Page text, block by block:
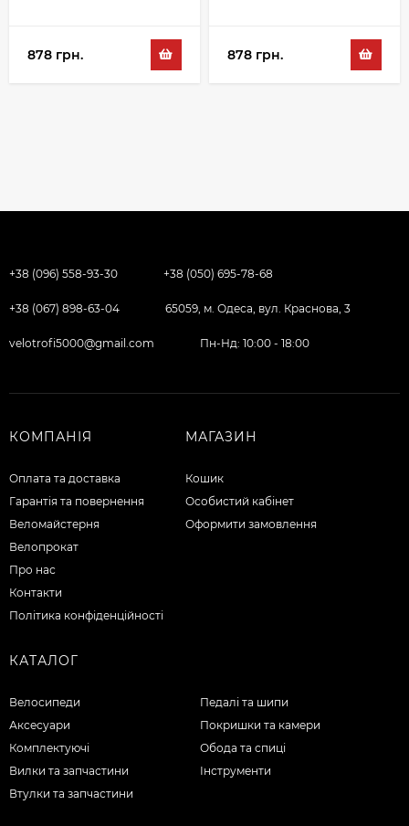
878 грн. 878 грн.
+38 (096) 558-93-30 +38 (050) 695-78-68
+38 (067) 898-63-04 65059, м. Одеса, вул. Краснова, 3
velotrofi5000@gmail.com Пн-Нд: 10:00 - 18:00
КОМПАНІЯ
Оплата та доставка
Гарантія та повернення
Веломайстерня
Велопрокат
Про нас
Контакти
Політика конфіденційності
МАГАЗИН
Кошик
Особистий кабінет
Оформити замовлення
КАТАЛОГ
Велосипеди
Аксесуари
Комплектуючі
Вилки та запчастини
Втулки та запчастини
Педалі та шипи
Покришки та камери
Обода та спиці
Інструменти